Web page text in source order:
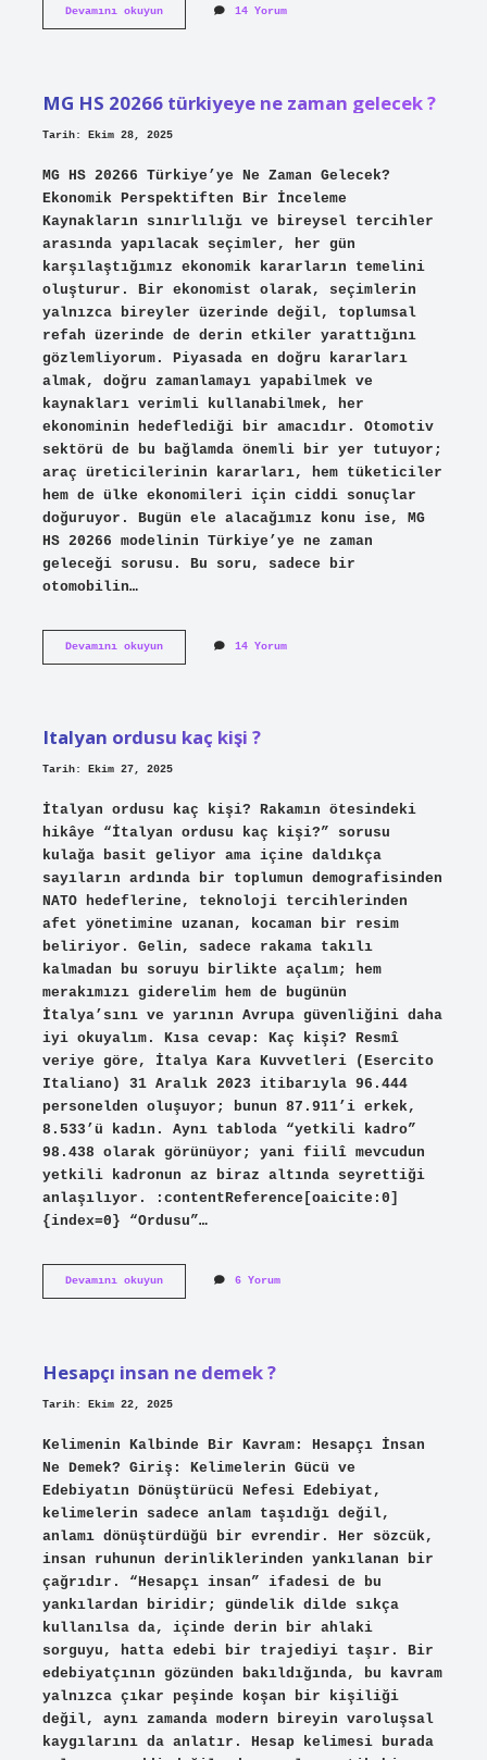
Devamını okuyunTüm
14 Yorum
MG HS 20266 türkiyeye ne zaman gelecek ?
Tarih: Ekim 28, 2025
MG HS 20266 Türkiye’ye Ne Zaman Gelecek?
Ekonomik Perspektiften Bir İnceleme
Kaynakların sınırlılığı ve bireysel tercihler
arasında yapılacak seçimler, her gün
karşılaştığımız ekonomik kararların temelini
oluşturur. Bir ekonomist olarak, seçimlerin
yalnızca bireyler üzerinde değil, toplumsal
refah üzerinde de derin etkiler yarattığını
gözlemliyorum. Piyasada en doğru kararları
almak, doğru zamanlamayı yapabilmek ve
kaynakları verimli kullanabilmek, her
ekonominin hedeflediği bir amacıdır. Otomotiv
sektörü de bu bağlamda önemli bir yer tutuyor;
araç üreticilerinin kararları, hem tüketiciler
hem de ülke ekonomileri için ciddi sonuçlar
doğuruyor. Bugün ele alacağımız konu ise, MG
HS 20266 modelinin Türkiye’ye ne zaman
geleceği sorusu. Bu soru, sadece bir
otomobilin…
Devamını okuyunMG
gelecek
14 Yorum
Italyan ordusu kaç kişi ?
Tarih: Ekim 27, 2025
İtalyan ordusu kaç kişi? Rakamın ötesindeki
hikâye “İtalyan ordusu kaç kişi?” sorusu
kulağa basit geliyor ama içine daldıkça
sayıların ardında bir toplumun demografisinden
NATO hedeflerine, teknoloji tercihlerinden
afet yönetimine uzanan, kocaman bir resim
beliriyor. Gelin, sadece rakama takılı
kalmadan bu soruyu birlikte açalım; hem
merakımızı giderelim hem de bugünün
İtalya’sını ve yarının Avrupa güvenliğini daha
iyi okuyalım. Kısa cevap: Kaç kişi? Resmî
veriye göre, İtalya Kara Kuvvetleri (Esercito
Italiano) 31 Aralık 2023 itibarıyla 96.444
personelden oluşuyor; bunun 87.911’i erkek,
8.533’ü kadın. Aynı tabloda “yetkili kadro”
98.438 olarak görünüyor; yani fiilî mevcudun
yetkili kadronun az biraz altında seyrettiği
anlaşılıyor. :contentReference[oaicite:0]
{index=0} “Ordusu”…
Devamını okuyunItalyan
ordusu
6 Yorum
Hesapçı insan ne demek ?
Tarih: Ekim 22, 2025
Kelimenin Kalbinde Bir Kavram: Hesapçı İnsan
Ne Demek? Giriş: Kelimelerin Gücü ve
Edebiyatın Dönüştürücü Nefesi Edebiyat,
kelimelerin sadece anlam taşıdığı değil,
anlamı dönüştürdüğü bir evrendir. Her sözcük,
insan ruhunun derinliklerinden yankılanan bir
çağrıdır. “Hesapçı insan” ifadesi de bu
yankılardan biridir; gündelik dilde sıkça
kullanılsa da, içinde derin bir ahlaki
sorguyu, hatta edebi bir trajediyi taşır. Bir
edebiyatçının gözünden bakıldığında, bu kavram
yalnızca çıkar peşinde koşan bir kişiliği
değil, aynı zamanda modern bireyin varoluşsal
kaygılarını da anlatır. Hesap kelimesi burada